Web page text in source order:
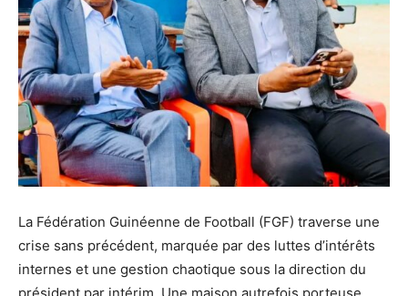
La Fédération Guinéenne de Football (FGF) traverse une
crise sans précédent, marquée par des luttes d’intérêts
internes et une gestion chaotique sous la direction du